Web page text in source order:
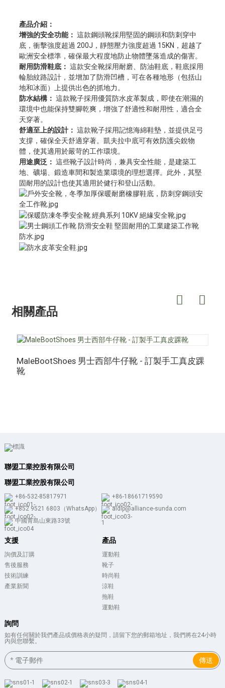
產品介紹：
增強的安全功能： 這款鋼頭靴採用堅固的鋼頭和防刺穿中
底，衝擊強度超過 200J，靜態壓力強度超過 15KN，超越了
歐洲安全標準，確保最大程度地防止物體墜落造成的傷害。
耐用防滑鞋底： 這款安全靴採用耐磨、防油鞋底，鞋底採用
輪胎紋路設計，並增加了防滑凹槽，可在各種地形（包括山
地和冰面）上提供出色的抓地力。
防水結構： 這款靴子採用優質防水皮革製成，即使在潮濕的
環境中也能保持雙腳乾爽，增強了舒適性和耐用性，適合全
天穿著。
舒適至上的設計： 這款靴子採用記憶海綿鞋墊，並提供足弓
支撐，確保全天舒適穿著。凱夫拉中底可有效防護尖銳物
體，使其適用於嚴苛的工作環境。
用途廣泛： 這些靴子設計時尚，兼具安全性能，是建築工
地、礦場、鍛造車間和製造業環境的理想選擇。此外，其堅
固耐用的設計也使其適用於健行和登山活動。
相關產品
MaleBootShoes 男士西部牛仔靴 - 訂製手工真皮踝
靴
聯盟工業控股有限公司
聯盟工業控股有限公司
+86-532-85817971
+86-18661719590
+852 9521 6803（WhatsApp）
aldlp@alliance-sunda.com
中國青島山東路33號
支援
詢價及訂購
售後服務
技術訓練
產業新聞
產品
運動鞋
靴子
時尚鞋
涼鞋
拖鞋
運動鞋
詢問
如有任何關於我們產品或價格表的疑問，請留下您的郵箱地址，我們將在24小時
內與您聯繫。
傳送